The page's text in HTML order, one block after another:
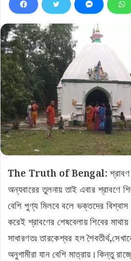
The Truth of Bengal:
অন্যবারের তুলনায় তাই এবার শ্রাবণে
বেশি পুণ্য মিলবে বলে ভক্তদের
করেই শ্রাবণের শেষবেলায় শিবের
সাধারণতঃ তারকেশ্বর হল
অনুগামীরা যান বেশি মাত্রায়।কিন্তু